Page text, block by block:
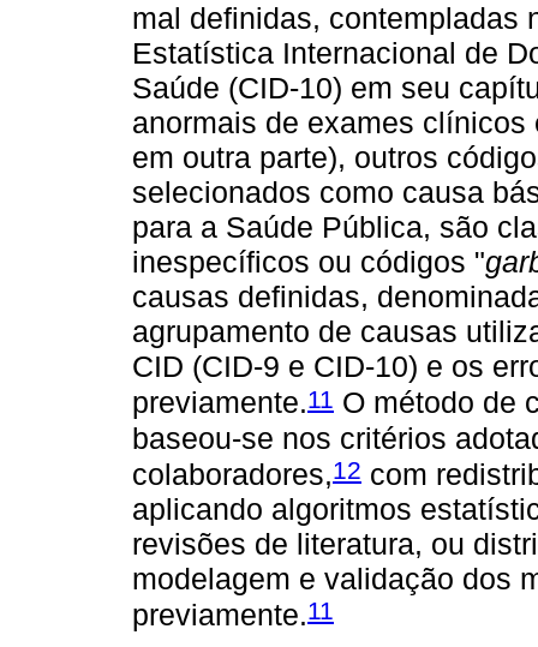
mal definidas, contempladas
Estatística Internacional de
Saúde (CID-10) em seu
anormais de exames
em outra parte), outros
selecionados como causa
para a Saúde Pública, são
inespecíficos ou códigos "
causas definidas,
agrupamento de causas
CID (CID-9 e CID-10) e os
previamente.11 O método de
baseou-se nos critérios
colaboradores,12 com
aplicando algoritmos
revisões de literatura, ou
modelagem e validação dos
previamente.11